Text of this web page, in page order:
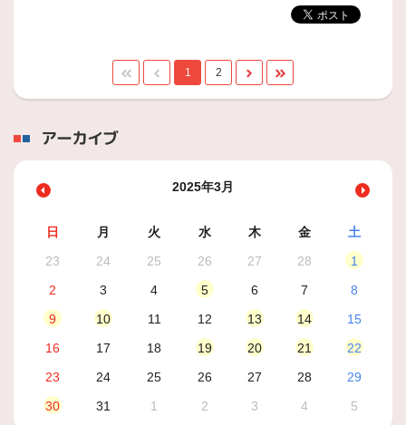
1 2
アーカイブ
2025年3月
日 月 火 水 木 金
土
23
24 25 26 27 28
1
2
3 4 5 6 7
8
9
10 11 12 13 14
15
16
17 18 19 20 21
22
23
24 25 26 27 28
29
30
31 1 2 3 4 5